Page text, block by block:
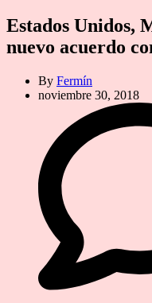
Estados Unidos,
nuevo acuerdo
By Fermín
noviembre 30, 2018